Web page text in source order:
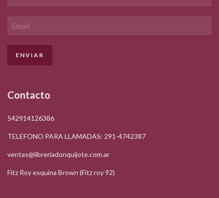
Contacto
542914126386
TELEFONO PARA LLAMADAS: 291-4742387
ventas@libreriadonquijote.com.ar
Fitz Roy esquina Brown (Fitz roy 92)